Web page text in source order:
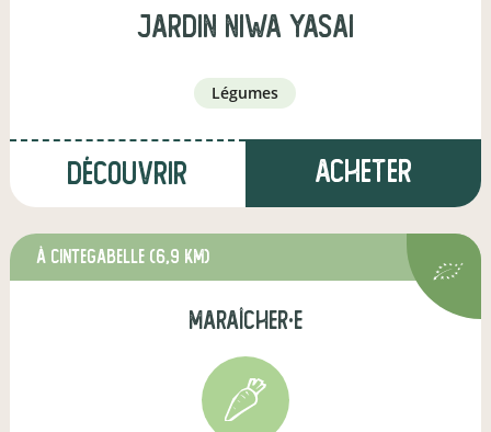
JARDIN NIWA YASAI
légumes
Découvrir Acheter
à Cintegabelle (6,9 km)
maraîcher·e